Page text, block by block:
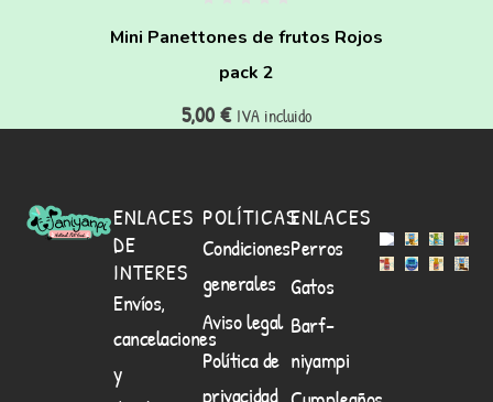
Mini Panettones de frutos Rojos
pack 2
5,00€ IVA incluido
ENLACES
DE
INTERES
Envíos,
cancelaciones
y
POLÍTICAS
Condiciones
generales
Aviso legal
Política de
privacidad
ENLACES
Perros
Gatos
Barf-
niyampi